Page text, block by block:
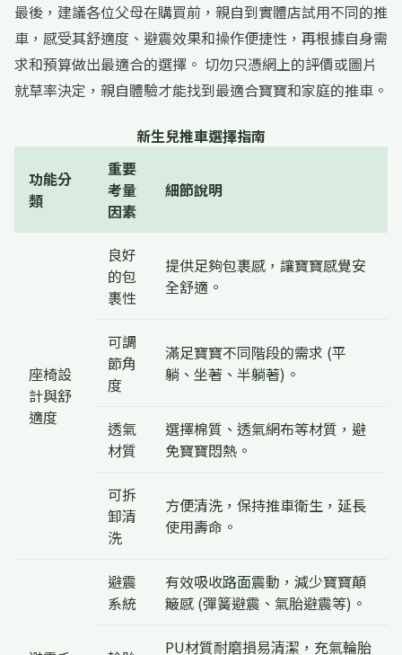
最後，建議各位父母在購買前，親自到實體店試用不同的推
車，感受其舒適度、避震效果和操作便捷性，再根據自身需
求和預算做出最適合的選擇。 切勿只憑網上的評價或圖片
就草率決定，親自體驗才能找到最適合寶寶和家庭的推車。
新生兒推車選擇指南
功能分
類
重要
考量
因素
細節說明
座椅設
計與舒
適度
良好
的包
裹性
提供足夠包裹感，讓寶寶感覺安
全舒適。
可調
節角
度
滿足寶寶不同階段的需求 (平
躺、坐著、半躺著)。
透氣
材質
選擇棉質、透氣網布等材質，避
免寶寶悶熱。
可拆
卸清
洗
方便清洗，保持推車衛生，延長
使用壽命。
避震
系統
有效吸收路面震動，減少寶寶顛
簸感 (彈簧避震、氣胎避震等)。
PU材質耐磨損易清潔，充氣輪胎